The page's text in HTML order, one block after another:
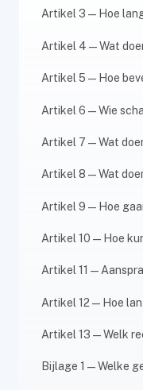
Artikel 3 — Hoe
Artikel 4 — Wat doen
Artikel 5 — Hoe
Artikel 6 — Wie
Artikel 7 — Wat
Artikel 8 — Wat doen
Artikel 9 — Hoe
Artikel 10 — Hoe kunt u
Artikel 11 —
Artikel 12 — Hoe
Artikel 13 — Welk
Bijlage 1 — Welke